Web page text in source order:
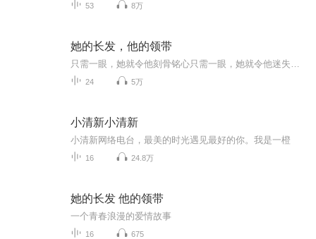
53 8万
她的长发，他的领带
24 5万
小清新小清新
小清新网络电台，最美的时光遇见最好的你。我是一橙
16 24.8万
她的长发 他的领带
一个青春浪漫的爱情故事
16 675